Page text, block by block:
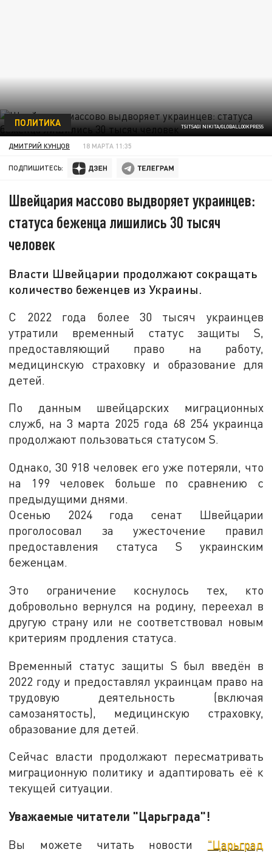
TSITSAGI NIKITA/GLOBALLOOKPRESS
ПОЛИТИКА
ДМИТРИЙ КУНЦОВ 18 МАРТА 11:35
ПОДПИШИТЕСЬ:
Швейцария массово выдворяет украинцев:
статуса беженца лишились 30 тысяч
человек
Власти Швейцарии продолжают сокращать
количество беженцев из Украины.
С 2022 года более 30 тысяч украинцев
утратили временный статус защиты S,
предоставляющий право на работу,
медицинскую страховку и образование для
детей.
По данным швейцарских миграционных
служб, на 3 марта 2025 года 68 254 украинца
продолжают пользоваться статусом S.
Однако, 30 918 человек его уже потеряли, что
на 199 человек больше по сравнению с
предыдущими днями.
Осенью 2024 года сенат Швейцарии
проголосовал за ужесточение правил
предоставления статуса S украинским
беженцам.
Это ограничение коснулось тех, кто
добровольно вернулся на родину, переехал в
другую страну или не соответствовал новым
критериям продления статуса.
Временный статус защиты S был введён в
2022 году и предоставлял украинцам право на
трудовую деятельность (включая
самозанятость), медицинскую страховку,
образование для детей.
Сейчас власти продолжают пересматривать
миграционную политику и адаптировать её к
текущей ситуации.
Уважаемые читатели "Царьграда"!
Вы можете читать новости "Царьград